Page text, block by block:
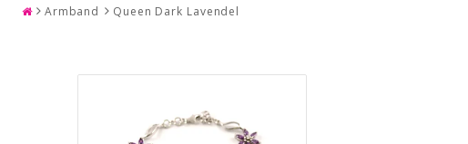
Armband Queen Dark Lavendel